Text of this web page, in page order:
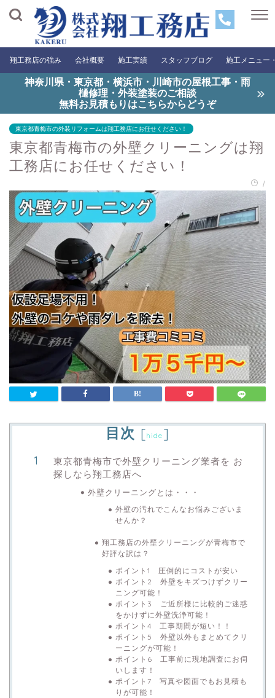
翔工務店の強み 会社概要 施工実績 スタッフブログ 施工メニュー
神奈川県・東京都・横浜市・川崎市の屋根工事・雨
樋修理・外装塗装のご相談
無料お見積もりはこちらからどうぞ
東京都青梅市の外装リフォームは翔工務店にお任せください！
東京都青梅市の外壁クリーニングは翔
工務店にお任せください！
/
目次 [hide ]
東京都青梅市で外壁クリーニング業者を お
探しなら翔工務店へ
外壁クリーニングとは・・・
外壁の汚れでこんなお悩みございま
せんか？
翔工務店の外壁クリーニングが青梅市で
好評な訳は？
ポイント1 圧倒的にコストが安い
ポイント2 外壁をキズつけずクリー
ニング可能！
ポイント3 ご近所様に比較的ご迷惑
をかけずに外壁洗浄可能！
ポイント4 工事期間が短い！！
ポイント5 外壁以外もまとめてクリ
ーニングが可能！
ポイント6 工事前に現地調査にお伺
いします！
ポイント7 写真や図面でもお見積も
りが可能！